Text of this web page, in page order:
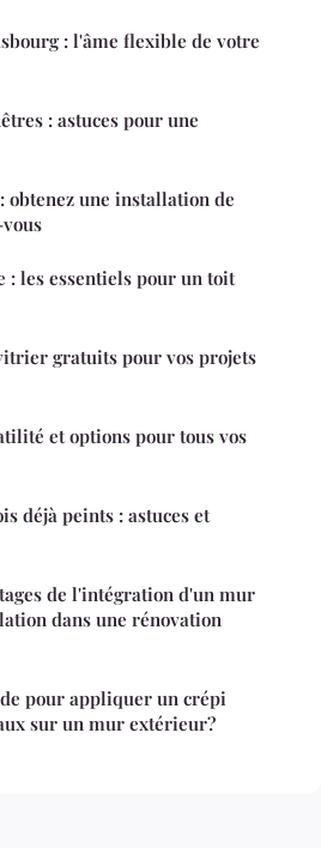
: l'âme flexible de votre
: astuces pour une
obtenez une installation de
: les essentiels pour un toit
gratuits pour vos projets
et options pour tous vos
déjà peints : astuces et
de l'intégration d'un mur
dans une rénovation
pour appliquer un crépi
sur un mur extérieur?